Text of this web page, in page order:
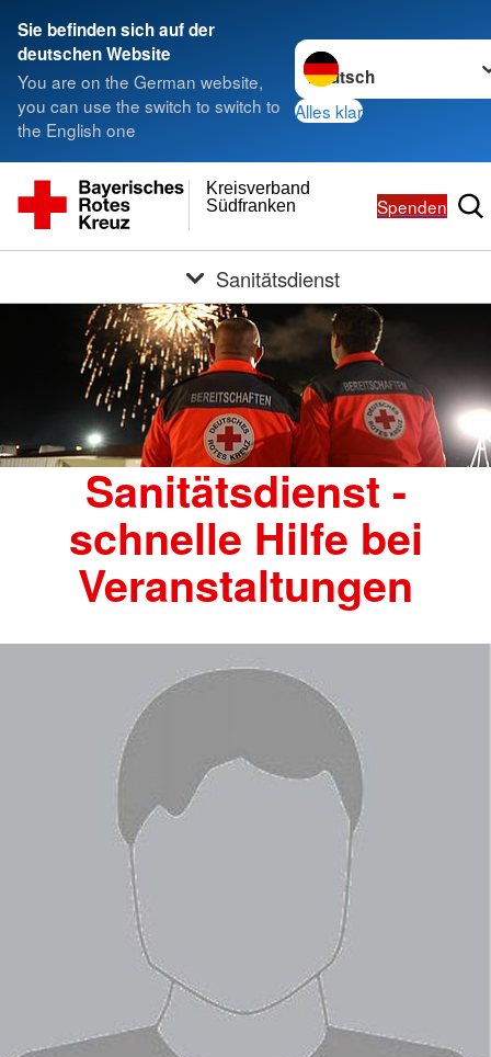
Sie befinden sich auf der
deutschen Website
You are on the German website,
you can use the switch to switch to
the English one
Sprache wechseln zu
Alles klar
Südfranken
Kreisverband
Spenden
Sanitätsdienst
Sanitätsdienst -
schnelle Hilfe bei
Veranstaltungen